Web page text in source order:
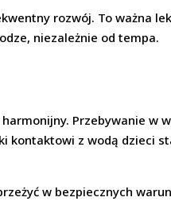
rozwój. To ważna
niezależnie od tempa.
Przebywanie w
kontaktowi z wodą dzieci
w bezpiecznych